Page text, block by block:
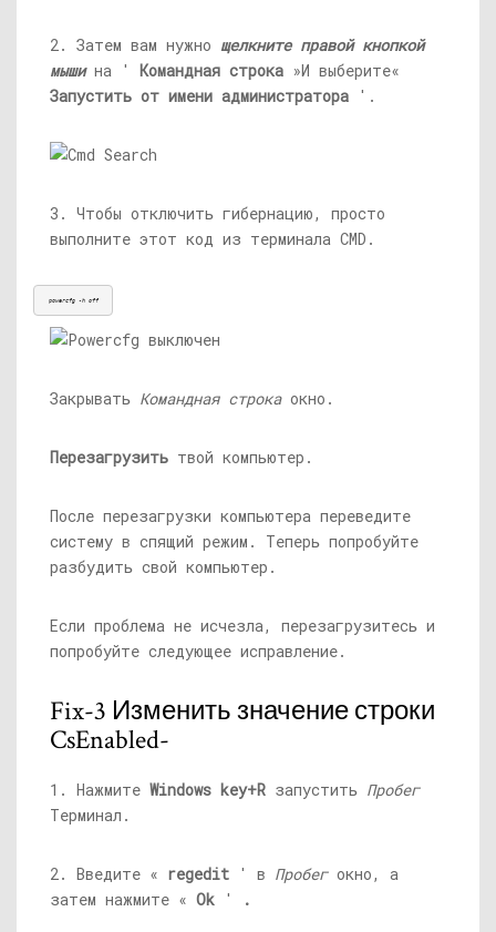
2. Затем вам нужно щелкните правой кнопкой
мыши на ' Командная строка »И выберите«
Запустить от имени администратора '.
3. Чтобы отключить гибернацию, просто
выполните этот код из терминала CMD.
powercfg -h off
Закрывать Командная строкаокно.
Перезагрузить твой компьютер.
После перезагрузки компьютера переведите
систему в спящий режим. Теперь попробуйте
разбудить свой компьютер.
Если проблема не исчезла, перезагрузитесь и
попробуйте следующее исправление.
Fix-3 Изменить значение строки
CsEnabled-
1. Нажмите Windows key+R запустить Пробег
Терминал.
2. Введите « regedit ' в Пробегокно, а
затем нажмите « Ok ' .